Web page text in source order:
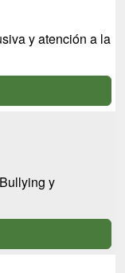
y atención a la
y